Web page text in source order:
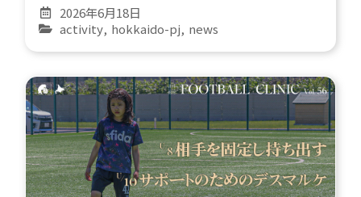
2026年6月18日
activity, hokkaido-pj, news